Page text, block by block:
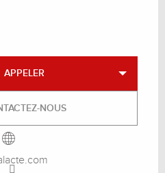
APPELER
NOUS